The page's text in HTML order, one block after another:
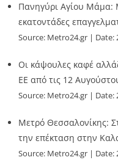
Πανηγύρι Αγίου Μάμα:
εκατοντάδες
Source: Metro24.gr Date:
Οι κάψουλες καφέ
ΕΕ από τις 12
Source: Metro24.gr Date:
Μετρό Θεσσαλονίκης:
την επέκταση στην
Source: Metro24.gr Date: